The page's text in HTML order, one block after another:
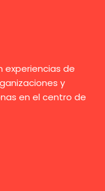
que
el
experiencias de
y
en el centro de